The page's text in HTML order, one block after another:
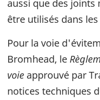
aussi que des joints
être utilisés dans
Pour la voie
Bromhead, le
voie approuvé par
notices techniques